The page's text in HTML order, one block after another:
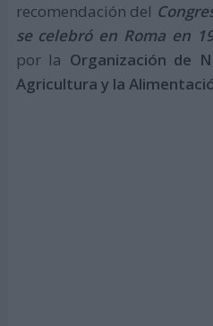
recomendación del
se celebró en Roma en
por la Organización de
Agricultura y la